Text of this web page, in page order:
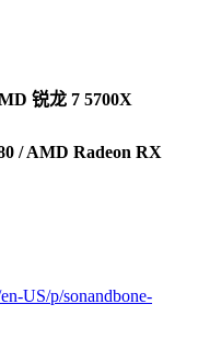
锐龙 7 5700X
/ AMD Radeon RX
US/p/sonandbone-